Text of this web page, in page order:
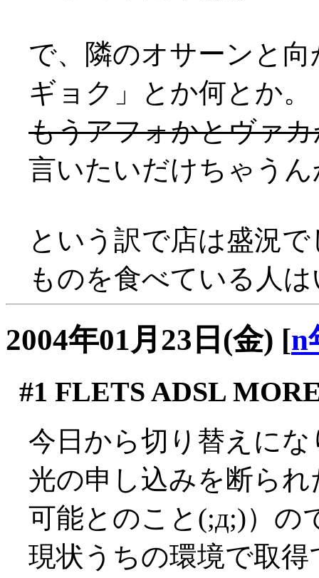
で、隣のオサーンと
ギョク」とか何とか。
もうアフォかとヴァ
言いたいだけちゃう
という訳で店は盛況
ものを食べている人
2004年01月23日(金) [n
#1 FLETS ADSL
今日から切り替えに
光の申し込みを断ら
可能とのこと(;д;)）の
現状うちの環境で取